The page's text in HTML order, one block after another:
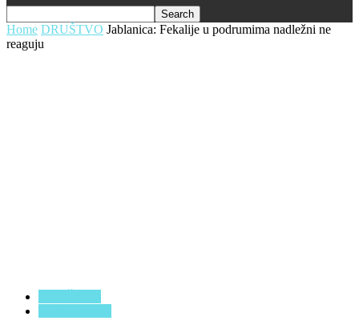
Home DRUŠTVO Jablanica: Fekalije u podrumima nadležni ne
reaguju